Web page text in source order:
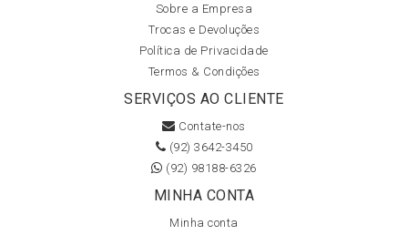
Sobre a Empresa
Trocas e Devoluções
Política de Privacidade
Termos & Condições
SERVIÇOS AO CLIENTE
Contate-nos
(92) 3642-3450
(92) 98188-6326
MINHA CONTA
Minha conta